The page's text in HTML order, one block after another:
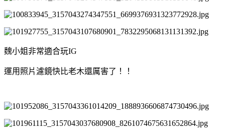
魏小姐非常適合玩IG
運用照片濾鏡快比老木還厲害了！！